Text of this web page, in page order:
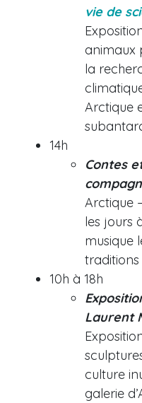
vie de
animaux
la
Arctique
14h
Contes
Arctique
les jours
musique
10h à 18h
Laurent
culture
galerie